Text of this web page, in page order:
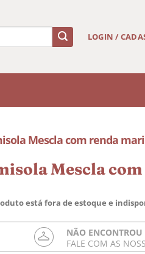
LOGIN /
Mescla com renda
Mescla
está fora de estoque e
NÃO
FALE COM AS